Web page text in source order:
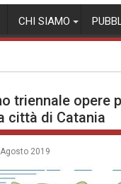
CHI SIAMO
triennale opere
città di Catania
2019